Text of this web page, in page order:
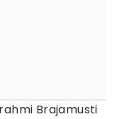
Brajamusti